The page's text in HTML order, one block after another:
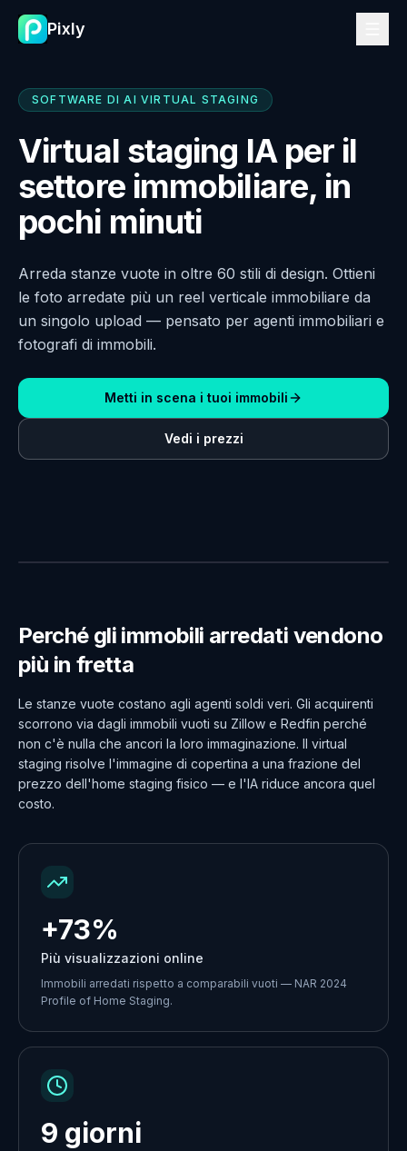
Pixly
SOFTWARE DI AI VIRTUAL STAGING
Virtual staging IA per il
settore immobiliare, in
pochi minuti
Arreda stanze vuote in oltre 60 stili di design. Ottieni
le foto arredate più un reel verticale immobiliare da
un singolo upload — pensato per agenti immobiliari e
fotografi di immobili.
Metti in scena i tuoi immobili
Vedi i prezzi
Perché gli immobili arredati vendono
più in fretta
Le stanze vuote costano agli agenti soldi veri. Gli acquirenti
scorrono via dagli immobili vuoti su Zillow e Redfin perché
non c'è nulla che ancori la loro immaginazione. Il virtual
staging risolve l'immagine di copertina a una frazione del
prezzo dell'home staging fisico — e l'IA riduce ancora quel
costo.
+73%
Più visualizzazioni online
Immobili arredati rispetto a comparabili vuoti — NAR 2024
Profile of Home Staging.
9 giorni